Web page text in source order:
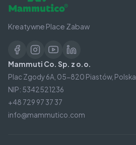
Kreatywne Place Zabaw
Mammuti Co. Sp. z o.o.
Plac Zgody 6A, 05-820 Piastów, Polska
NIP: 5342521236
+48 729 97 37 37
info@mammutico.com